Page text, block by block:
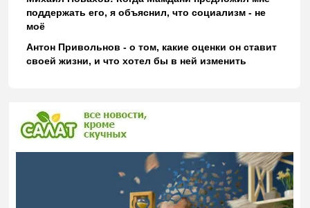
поддержать его, я объяснил, что социализм - не
моё
Антон Привольнов - о том, какие оценки он ставит
своей жизни, и что хотел бы в ней изменить